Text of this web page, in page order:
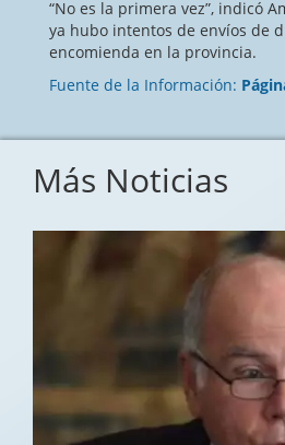
“No es la primera vez”, indicó
ya hubo intentos de envíos de
encomienda en la provincia.
Fuente de la Información:
Más Noticias